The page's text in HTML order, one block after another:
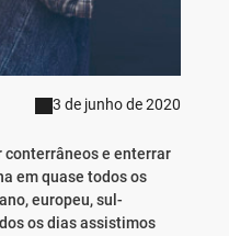
3 de junho de 2020
conterrâneos e enterrar
em quase todos os
europeu, sul-
os dias assistimos